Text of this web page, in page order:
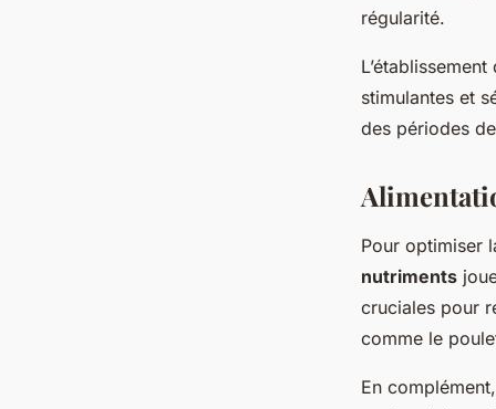
régularité.
L’établissement
stimulantes et
des périodes
Pour optimiser
nutriments
cruciales pour
comme le
En